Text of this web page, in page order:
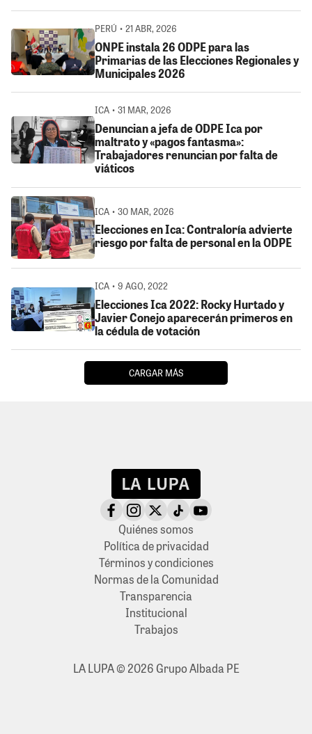
PERÚ • 21 ABR, 2026
ONPE instala 26 ODPE para las
Primarias de las Elecciones Regionales y
Municipales 2026
ICA • 31 MAR, 2026
Denuncian a jefa de ODPE Ica por
maltrato y «pagos fantasma»:
Trabajadores renuncian por falta de
viáticos
ICA • 30 MAR, 2026
Elecciones en Ica: Contraloría advierte
riesgo por falta de personal en la ODPE
ICA • 9 AGO, 2022
Elecciones Ica 2022: Rocky Hurtado y
Javier Conejo aparecerán primeros en
la cédula de votación
CARGAR MÁS
Quiénes somos
Política de privacidad
Términos y condiciones
Normas de la Comunidad
Transparencia
Institucional
Trabajos
LA LUPA © 2026 Grupo Albada PE